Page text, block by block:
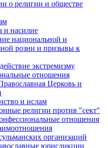
о религии и обществе
и насилие
национальной и
розни и призывы к
экстремизму
отношения
Церковь и
и ислам
религии против "сект"
отношения
организаций
юрисдикции